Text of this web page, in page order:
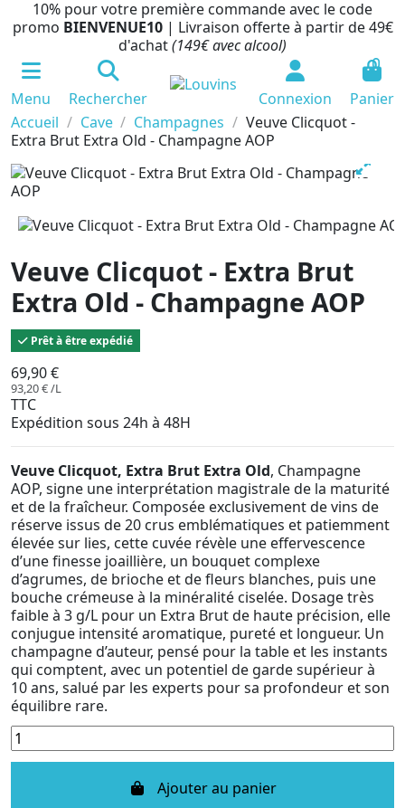
10% pour votre première commande avec le code
promo BIENVENUE10 | Livraison offerte à partir de 49€
d'achat(149€ avec alcool)
Menu Rechercher Connexion
0
Panier
Accueil
Cave Champagnes
Veuve Clicquot -
Extra Brut Extra Old - Champagne AOP
Veuve Clicquot - Extra Brut
Extra Old - Champagne AOP
Prêt à être expédié
69,90 €
93,20 € /L
TTC
Expédition sous 24h à 48H
Veuve Clicquot, Extra Brut Extra Old, Champagne
AOP, signe une interprétation magistrale de la maturité
et de la fraîcheur. Composée exclusivement de vins de
réserve issus de 20 crus emblématiques et patiemment
élevée sur lies, cette cuvée révèle une effervescence
d’une finesse joaillière, un bouquet complexe
d’agrumes, de brioche et de fleurs blanches, puis une
bouche crémeuse à la minéralité ciselée. Dosage très
faible à 3 g/L pour un Extra Brut de haute précision, elle
conjugue intensité aromatique, pureté et longueur. Un
champagne d’auteur, pensé pour la table et les instants
qui comptent, avec un potentiel de garde supérieur à
10 ans, salué par les experts pour sa profondeur et son
équilibre rare.
Ajouter au panier